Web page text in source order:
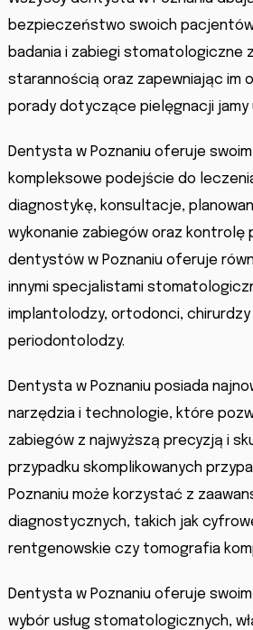
bezpieczeństwo swoich
badania i zabiegi stomatologiczne
starannością oraz zapewniając im
porady dotyczące pielęgnacji jamy
Dentysta w Poznaniu oferuje
kompleksowe podejście do
diagnostykę, konsultacje,
wykonanie zabiegów oraz kontrolę
dentystów w Poznaniu oferuje
innymi specjalistami
implantolodzy, ortodonci,
periodontolodzy.
Dentysta w Poznaniu posiada
narzędzia i technologie, które
zabiegów z najwyższą precyzją i
przypadku skomplikowanych
Poznaniu może korzystać z
diagnostycznych, takich jak
rentgenowskie czy tomografia
Dentysta w Poznaniu oferuje
wybór usług stomatologicznych,